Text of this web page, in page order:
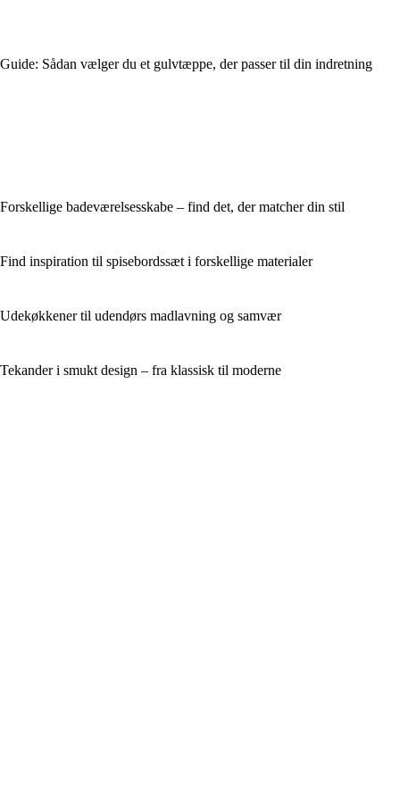
Guide: Sådan vælger du et gulvtæppe, der passer til din indretning
Forskellige badeværelsesskabe – find det, der matcher din stil
Find inspiration til spisebordssæt i forskellige materialer
Udekøkkener til udendørs madlavning og samvær
Tekander i smukt design – fra klassisk til moderne